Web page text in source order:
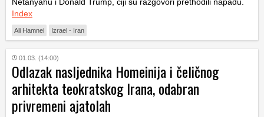
Netanyahu i Donald Trump, čiji su razgovori prethodili napadu.
Index
Ali Hamnei Izrael - Iran
01.03. (14:00)
Odlazak nasljednika Homeinija i čeličnog
arhitekta teokratskog Irana, odabran
privremeni ajatolah